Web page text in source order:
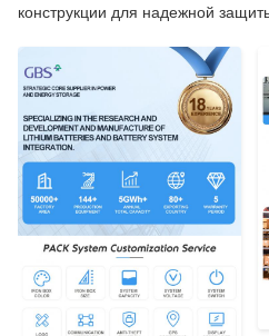
конструкции для надежной